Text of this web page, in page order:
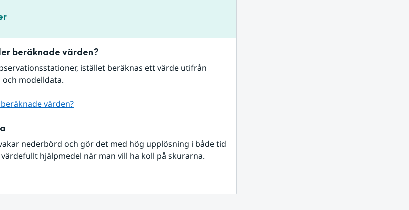
beräknade värden?
istället beräknas ett värde utifrån
modelldata.
värden?
nederbörd och gör det med hög upplösning i både tid
hjälpmedel när man vill ha koll på skurarna.